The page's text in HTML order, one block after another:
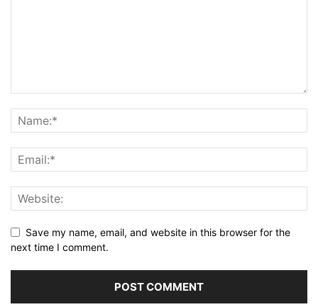
Save my name, email, and website in this browser for the
next time I comment.